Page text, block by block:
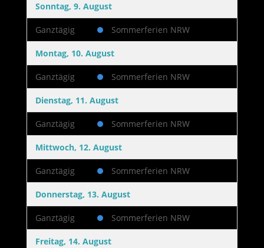
Sonntag, 9. August
Ganztägig Sommerferien NRW
Montag, 10. August
Ganztägig Sommerferien NRW
Dienstag, 11. August
Ganztägig Sommerferien NRW
Mittwoch, 12. August
Ganztägig Sommerferien NRW
Donnerstag, 13. August
Ganztägig Sommerferien NRW
Freitag, 14. August